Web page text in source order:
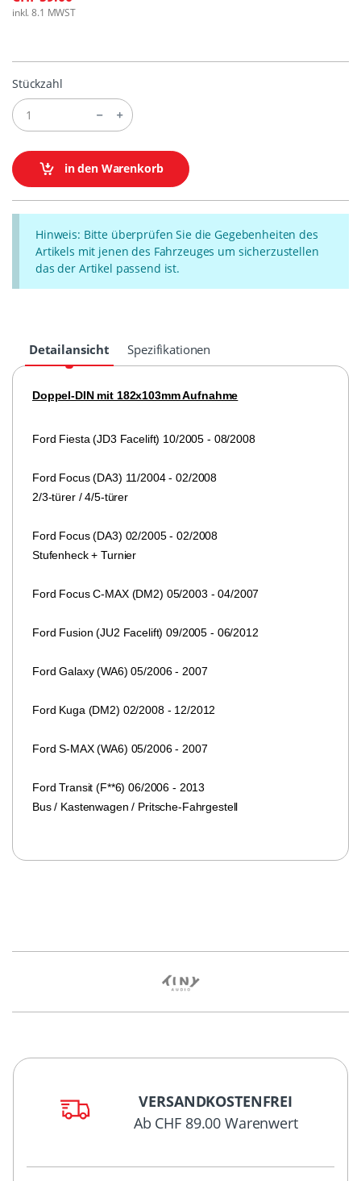
inkl. 8.1 MWST
Stückzahl
in den Warenkorb
Hinweis: Bitte überprüfen Sie die Gegebenheiten des
Artikels mit jenen des Fahrzeuges um sicherzustellen
das der Artikel passend ist.
Detailansicht Spezifikationen
Doppel-DIN mit 182x103mm Aufnahme
Ford Fiesta (JD3 Facelift) 10/2005 - 08/2008
Ford Focus (DA3) 11/2004 - 02/2008
2/3-türer / 4/5-türer
Ford Focus (DA3) 02/2005 - 02/2008
Stufenheck + Turnier
Ford Focus C-MAX (DM2) 05/2003 - 04/2007
Ford Fusion (JU2 Facelift) 09/2005 - 06/2012
Ford Galaxy (WA6) 05/2006 - 2007
Ford Kuga (DM2) 02/2008 - 12/2012
Ford S-MAX (WA6) 05/2006 - 2007
Ford Transit (F**6) 06/2006 - 2013
Bus / Kastenwagen / Pritsche-Fahrgestell
VERSANDKOSTENFREI
Ab CHF 89.00 Warenwert